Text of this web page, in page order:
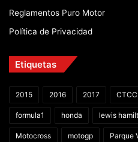
Reglamentos Puro Motor
Política de Privacidad
Etiquetas
2015 2016 2017 CTCC
formula1 honda lewis
Motocross motogp Parque